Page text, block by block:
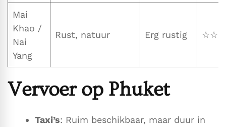
Mai
Khao /
Nai
Yang
Rust, natuur Erg rustig
Vervoer op Phuket
Taxi’s: Ruim beschikbaar, maar duur in